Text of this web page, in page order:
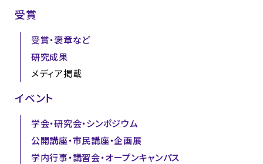
受賞
受賞・褒章など
研究成果
メディア掲載
イベント
学会・研究会・シンポジウム
公開講座・市民講座・企画展
学内行事・講習会・オープンキャンパス